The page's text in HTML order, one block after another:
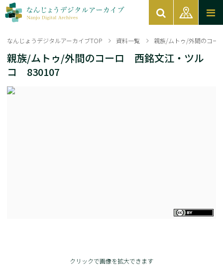
なんじょうデジタルアーカイブTOP 資料一覧 親族/ムトゥ/外間のコ
親族/ムトゥ/外間のコーロ 西銘文江・ツル
コ 830107
クリックで画像を拡大できます